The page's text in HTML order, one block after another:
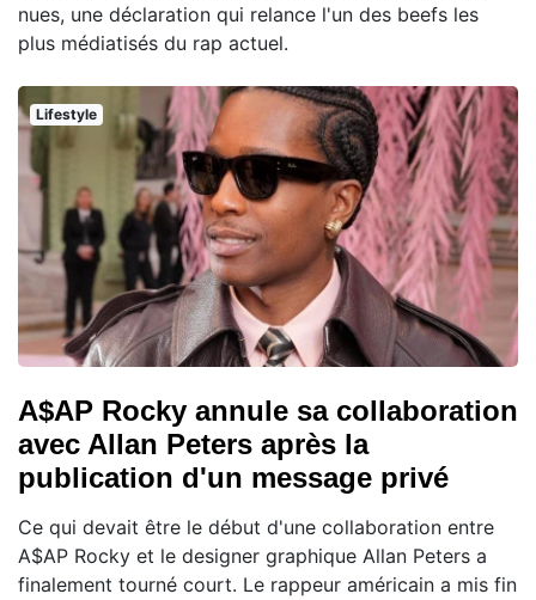
nues, une déclaration qui relance l'un des beefs les
plus médiatisés du rap actuel.
Lifestyle
A$AP Rocky annule sa collaboration
avec Allan Peters après la
publication d'un message privé
Ce qui devait être le début d'une collaboration entre
A$AP Rocky et le designer graphique Allan Peters a
finalement tourné court. Le rappeur américain a mis fin